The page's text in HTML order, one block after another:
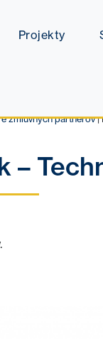
Projekty
zmluvných partnerov|
–